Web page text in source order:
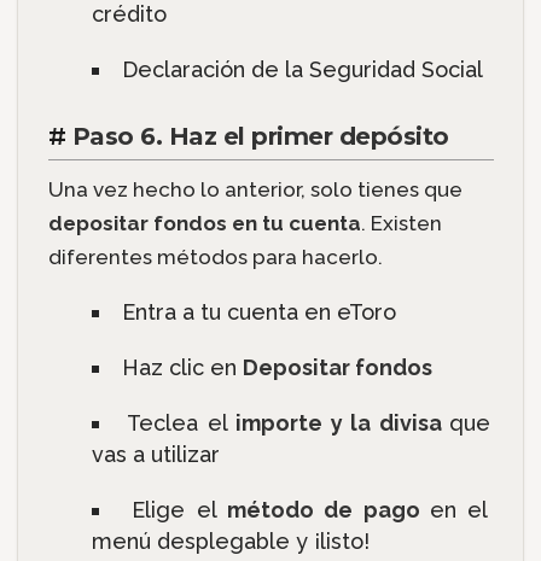
crédito
Declaración de la Seguridad Social
# Paso 6. Haz el primer depósito
Una vez hecho lo anterior, solo tienes que
depositar fondos en tu cuenta. Existen
diferentes métodos para hacerlo.
Entra a tu cuenta en eToro
Haz clic en Depositar fondos
Teclea el importe y la divisa que
vas a utilizar
Elige el método de pago en el
menú desplegable y ¡listo!